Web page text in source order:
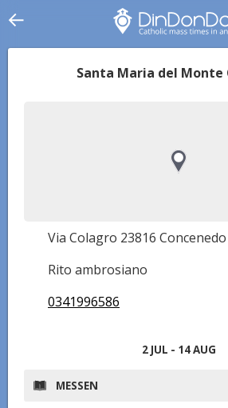
Santa Maria del Monte
Via Colagro 23816
Rito ambrosiano
0341996586
2 JUL - 14 AUG
MESSEN